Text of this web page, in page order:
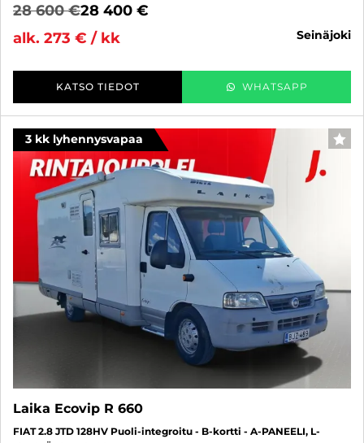
28 600 €28 400 €
alk. 273 € / kk
seinäjoki
KATSO TIEDOT WHATSAPP
3 kk lyhennysvapaa
Laika Ecovip R 660
FIAT 2.8 JTD 128HV Puoli-integroitu - B-kortti - A-PANEELI, L-